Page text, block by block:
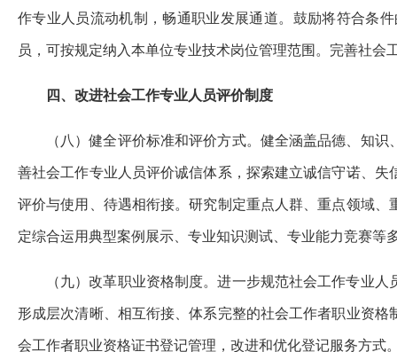
作专业人员流动机制，畅通职业发展通道。鼓励将符合条
员，可按规定纳入本单位专业技术岗位管理范围。完善社会
四、改进社会工作专业人员评价制度
（八）健全评价标准和评价方式。健全涵盖品德、知
善社会工作专业人员评价诚信体系，探索建立诚信守诺、
评价与使用、待遇相衔接。研究制定重点人群、重点领域
定综合运用典型案例展示、专业知识测试、专业能力竞赛等
（九）改革职业资格制度。进一步规范社会工作专业
形成层次清晰、相互衔接、体系完整的社会工作者职业资
会工作者职业资格证书登记管理，改进和优化登记服务方式